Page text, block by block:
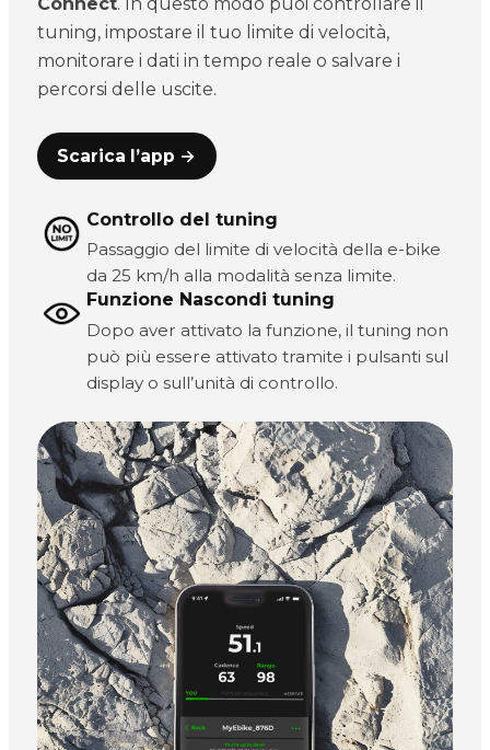
tuning, impostare il tuo limite di velocità,
monitorare i dati in tempo reale o salvare i
percorsi delle uscite.
Scarica l’app →
Controllo del tuning
Passaggio del limite di velocità della e-bike
da 25 km/h alla modalità senza limite.
Funzione Nascondi tuning
Dopo aver attivato la funzione, il tuning non
può più essere attivato tramite i pulsanti sul
display o sull’unità di controllo.